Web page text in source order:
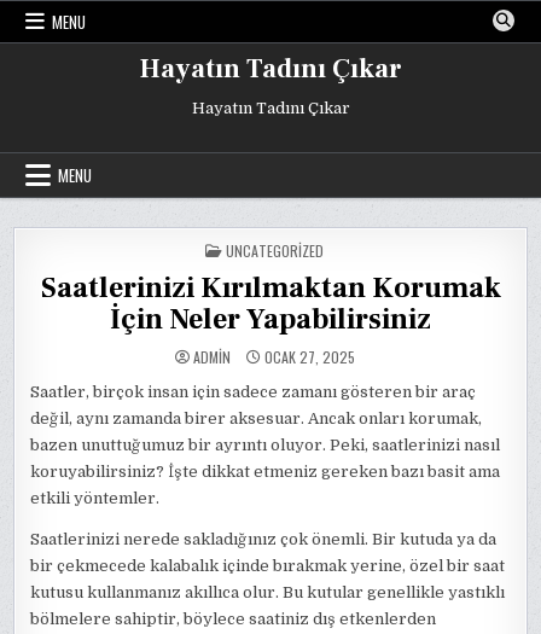
Skip
MENU
Hayatın Tadını Çıkar
Hayatın Tadını Çıkar
MENU
POSTED
IN
UNCATEGORIZED
Saatlerinizi Kırılmaktan Korumak
İçin Neler Yapabilirsiniz
ADMIN OCAK 27, 2025
Saatler, birçok insan için sadece zamanı gösteren bir araç
değil, aynı zamanda birer aksesuar. Ancak onları korumak,
bazen unuttuğumuz bir ayrıntı oluyor. Peki, saatlerinizi nasıl
koruyabilirsiniz? İşte dikkat etmeniz gereken bazı basit ama
etkili yöntemler.
Saatlerinizi nerede sakladığınız çok önemli. Bir kutuda ya da
bir çekmecede kalabalık içinde bırakmak yerine, özel bir saat
kutusu kullanmanız akıllıca olur. Bu kutular genellikle yastıklı
bölmelere sahiptir, böylece saatiniz dış etkenlerden